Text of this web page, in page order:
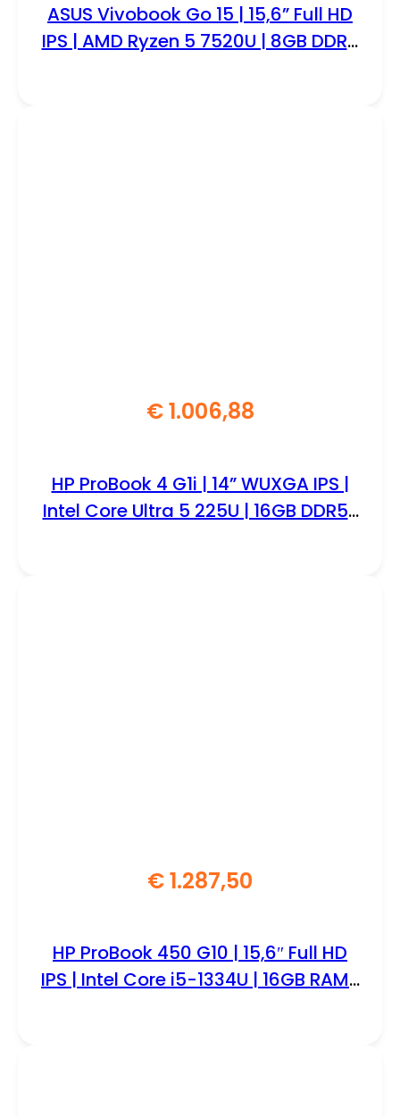
ASUS Vivobook Go 15 | 15,6” Full HD
IPS | AMD Ryzen 5 7520U | 8GB DDR5
€1.006,88
HP ProBook 4 G1i | 14” WUXGA IPS |
Intel Core Ultra 5 225U | 16GB DDR5 |
€1.287,50
HP ProBook 450 G10 | 15,6″ Full HD
IPS | Intel Core i5-1334U | 16GB RAM |